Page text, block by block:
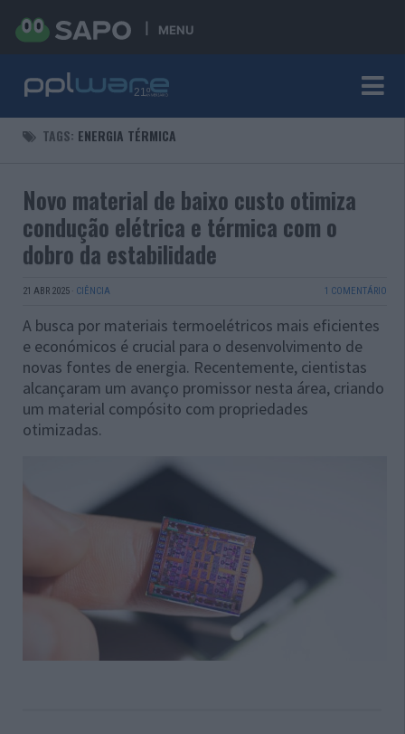
MENU
TAGS: ENERGIA TÉRMICA
Novo material de baixo custo otimiza
condução elétrica e térmica com o
dobro da estabilidade
21 ABR 2025 · CIÊNCIA 1 COMENTÁRIO
A busca por materiais termoelétricos mais eficientes
e económicos é crucial para o desenvolvimento de
novas fontes de energia. Recentemente, cientistas
alcançaram um avanço promissor nesta área, criando
um material compósito com propriedades
otimizadas.